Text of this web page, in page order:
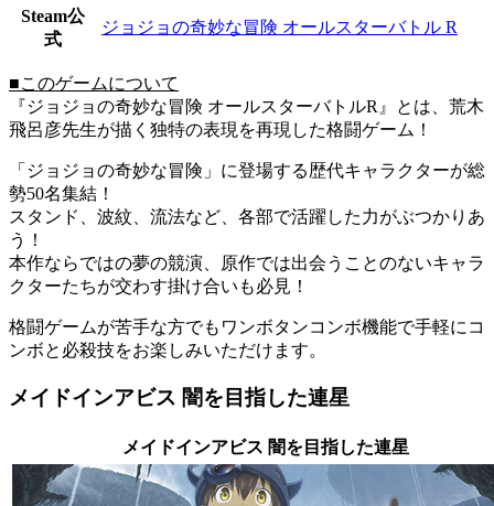
Steam公
式
ジョジョの奇妙な冒険 オールスターバトル R
■このゲームについて
『ジョジョの奇妙な冒険 オールスターバトルR』とは、荒木
飛呂彦先生が描く独特の表現を再現した格闘ゲーム！
「ジョジョの奇妙な冒険」に登場する歴代キャラクターが総
勢50名集結！
スタンド、波紋、流法など、各部で活躍した力がぶつかりあ
う！
本作ならではの夢の競演、原作では出会うことのないキャラ
クターたちが交わす掛け合いも必見！
格闘ゲームが苦手な方でもワンボタンコンボ機能で手軽にコ
ンボと必殺技をお楽しみいただけます。
メイドインアビス 闇を目指した連星
メイドインアビス 闇を目指した連星